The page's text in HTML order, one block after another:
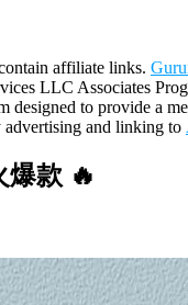
affiliate links.
LLC Associates
designed to provide a
advertising and linking to
爆款 🔥